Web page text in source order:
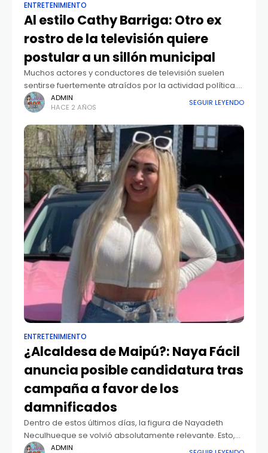
ENTRETENIMIENTO
Al estilo Cathy Barriga: Otro ex
rostro de la televisión quiere
postular a un sillón municipal
Muchos actores y conductores de televisión suelen
sentirse fuertemente atraídos por la actividad política.
Marisela Santibáñez, Maite Orsini y Carolina Marzán, por
ejemplo, actualmente son diputadas de la República.
Con
ADMIN
HACE 2 AÑOS
SEGUIR LEYENDO
ENTRETENIMIENTO
¿Alcaldesa de Maipú?: Naya Fácil
anuncia posible candidatura tras
campaña a favor de los
damnificados
Dentro de estos últimos días, la figura de Nayadeth
Neculhueque se volvió absolutamente relevante. Esto,
porque, aunque no se esperaba, la influencer hizo una
ADMIN